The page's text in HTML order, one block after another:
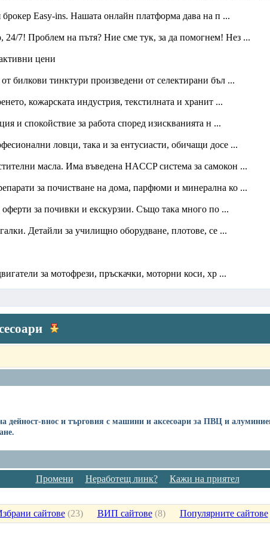
брокер Easy-ins. Нашата онлайн платформа дава на п ...
7! Проблем на пътя? Ние сме тук, за да помогнем! Нез ...
цени
билкови тинктури произведени от селектирани бъл ...
кожарската индустрия, текстилната и хранит ...
и спокойствие за работа според изискванията н ...
ловци, така и за ентусиасти, обичащи досе ...
масла. Има въведена HACCP система за самокон ...
за почистване на дома, парфюми и минерална ко ...
за почивки и екскурзии. Също така много по ...
Детайли за училищно оборудване, плотове, се ...
за мотофрези, пръскачки, моторни коси, хр ...
дейност-внос и търговия с машини и аксесоари за ПВЦ и
Промени Неработещ линк? Кажи на приятел
сайтове(23) ВИП сайтове(8) Популярните сайтове